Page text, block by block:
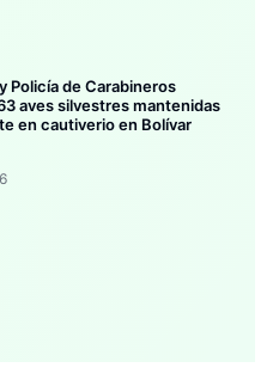
Policía de Carabineros
aves silvestres mantenidas
en cautiverio en Bolívar